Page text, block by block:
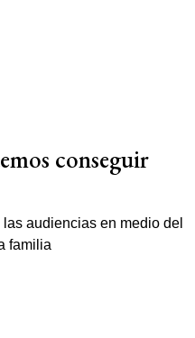
conseguir